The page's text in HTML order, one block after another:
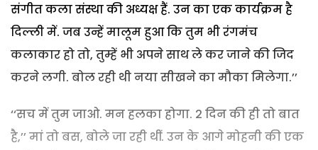
संगीत कला संस्था की अध्यक्ष हैं. उन का एक कार्यक्रम है
दिल्ली में. जब उन्हें मालूम हुआ कि तुम भी रंगमंच
कलाकार हो तो, तुम्हें भी अपने साथ ले कर जाने की जिद
करने लगी. बोल रही थी नया सीखने का मौका मिलेगा.’’
‘‘सच में तुम जाओ. मन हलका होगा. 2 दिन की ही तो बात
है,’’ मां तो बस, बोले जा रही थीं. उन के आगे मोहनी की एक